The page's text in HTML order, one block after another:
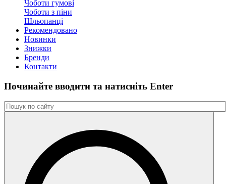
Чоботи гумові
Чоботи з піни
Шльопанці
Рекомендовано
Новинки
Знижки
Бренди
Контакти
Починайте вводити та натиснiть Enter